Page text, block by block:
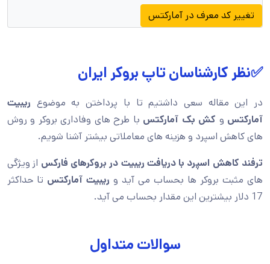
تغییر کد معرف در آمارکتس
✅نظر کارشناسان تاپ بروکر ایران
در این مقاله سعی داشتیم تا با پرداختن به موضوع ریبیت
آمارکتس و کش بک آمارکتس با طرح های وفاداری بروکر و روش
های کاهش اسپرد و هزینه های معاملاتی بیشتر آشنا شویم.
ترفند کاهش اسپرد با دریافت ریبیت در بروکرهای فارکس از ویژگی
های مثبت بروکر ها بحساب می آید و ریبیت آمارکتس تا حداکثر
17 دلار بیشترین این مقدار بحساب می آید.
سوالات متداول